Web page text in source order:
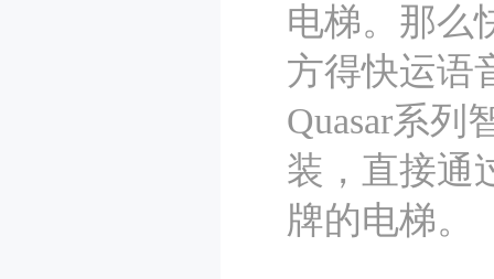
电梯。那么
方得快运语
Quasar系列
装，直接通
牌的电梯。